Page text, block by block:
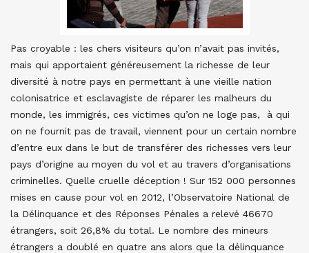
Pas croyable : les chers visiteurs qu’on n’avait pas invités,
mais qui apportaient généreusement la richesse de leur
diversité à notre pays en permettant à une vieille nation
colonisatrice et esclavagiste de réparer les malheurs du
monde, les immigrés, ces victimes qu’on ne loge pas, à qui
on ne fournit pas de travail, viennent pour un certain nombre
d’entre eux dans le but de transférer des richesses vers leur
pays d’origine au moyen du vol et au travers d’organisations
criminelles. Quelle cruelle déception ! Sur 152 000 personnes
mises en cause pour vol en 2012, l’Observatoire National de
la Délinquance et des Réponses Pénales a relevé 46670
étrangers, soit 26,8% du total. Le nombre des mineurs
étrangers a doublé en quatre ans alors que la délinquance